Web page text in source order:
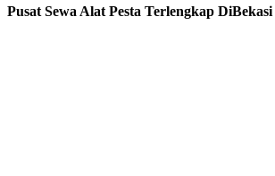
Pusat Sewa Alat Pesta Terlengkap DiBekasi